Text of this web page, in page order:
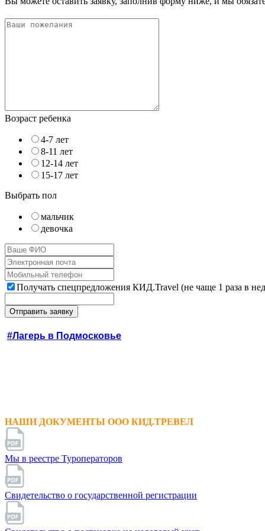
Возраст ребенка
4-7 лет
8-11 лет
12-14 лет
15-17 лет
Выбрать пол
мальчик
девочка
Получать спецпредложения КИД.Travel (не чаще 1 раза в
#Лагерь в Подмосковье
НАШИ ДОКУМЕНТЫ ООО КИД.ТРЕВЕЛ
Мы в реестре Туроператоров
Свидетельство о государственной регистрации